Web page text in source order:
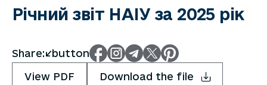
Річний звіт НАІУ за 2025 рік
Share:</button
View PDF Download the file